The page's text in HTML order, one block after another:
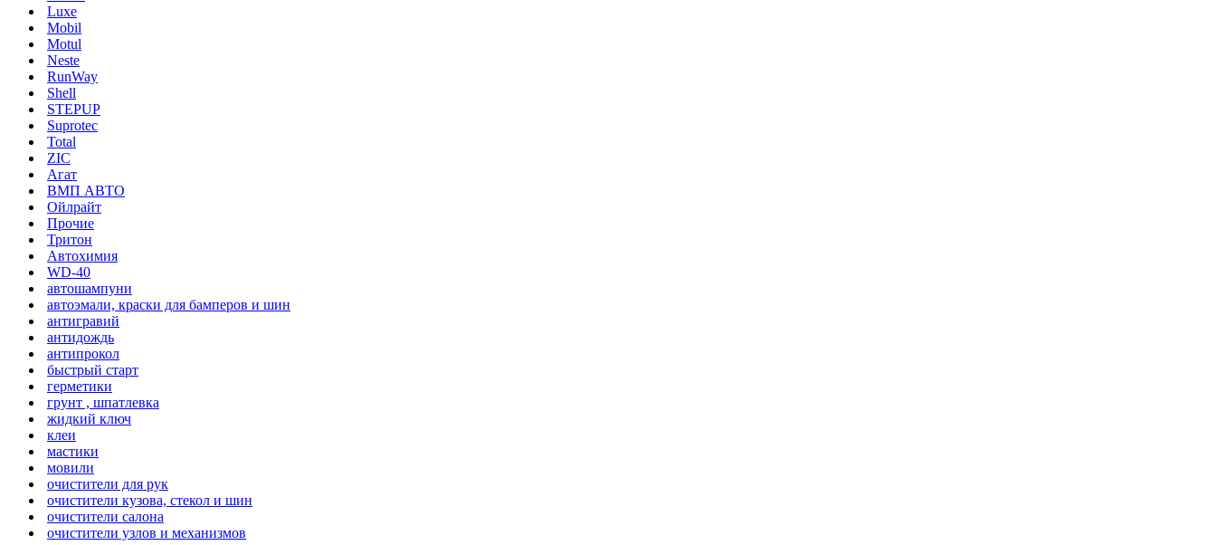
Luxe
Mobil
Motul
Neste
RunWay
Shell
STEPUP
Suprotec
Total
ZIC
Агат
ВМП АВТО
Ойлрайт
Прочие
Тритон
Автохимия
WD-40
автошампуни
автоэмали, краски для бамперов и шин
антигравий
антидождь
антипрокол
быстрый старт
герметики
грунт , шпатлевка
жидкий ключ
клеи
мастики
мовили
очистители для рук
очистители кузова, стекол и шин
очистители салона
очистители узлов и механизмов